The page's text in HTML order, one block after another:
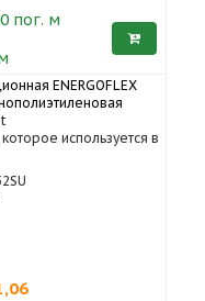
пог. м
ENERGOFLEX
используется в